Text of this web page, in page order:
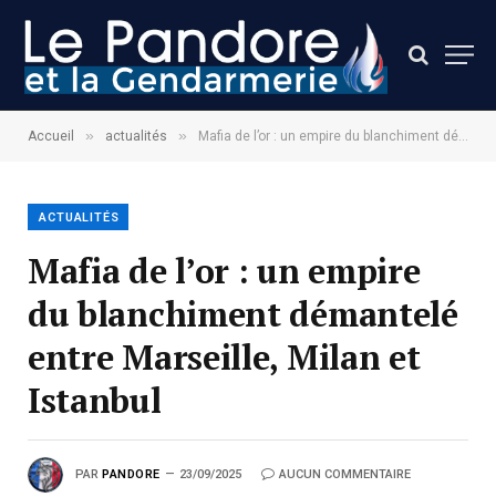
Accueil » actualités » Mafia de l’or : un empire du blanchiment démantelé entre Marseille, Milan et Istanbul
ACTUALITÉS
Mafia de l’or : un empire
du blanchiment démantelé
entre Marseille, Milan et
Istanbul
PAR PANDORE 23/09/2025 AUCUN COMMENTAIRE